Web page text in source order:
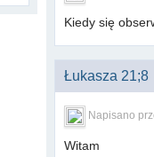
Kiedy się
Łukasza 21;8
Napisano
Witam